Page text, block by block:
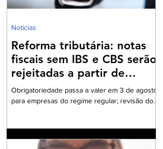
Reforma tributária: notas
fiscais sem IBS e CBS serão
rejeitadas a partir de
agosto
Obrigatoriedade passa a valer em 3 de agosto
para empresas do regime regular; revisão dos
Fazenda passará a rejeitar a emissão de NF-e
Notícias